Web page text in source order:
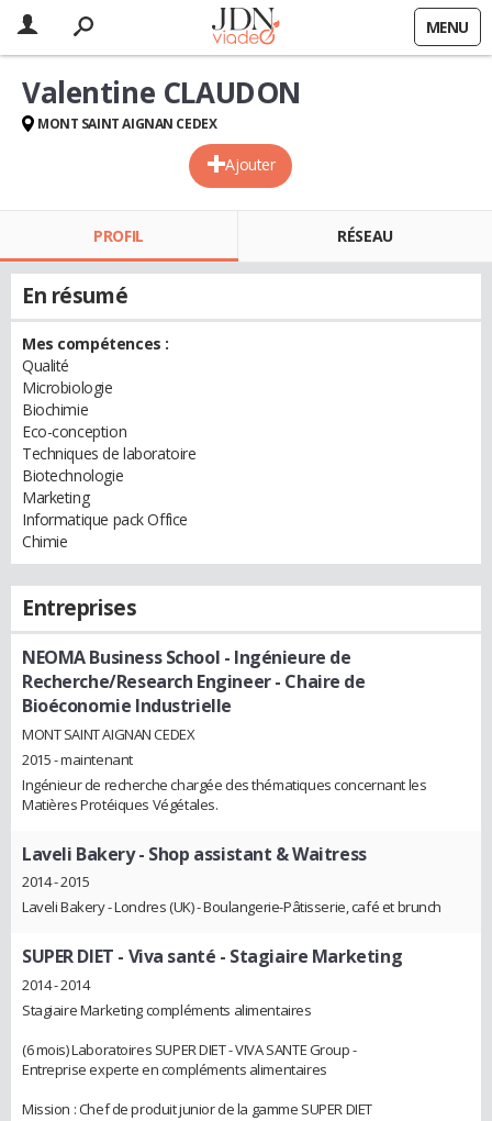
MENU
Ajouter
Valentine CLAUDON
MONT SAINT AIGNAN CEDEX
PROFIL RÉSEAU
En résumé
Mes compétences :
Qualité
Microbiologie
Biochimie
Eco-conception
Techniques de laboratoire
Biotechnologie
Marketing
Informatique pack Office
Chimie
Entreprises
NEOMA Business School - Ingénieure de
Recherche/Research Engineer - Chaire de
Bioéconomie Industrielle
MONT SAINT AIGNAN CEDEX
2015 - maintenant
Ingénieur de recherche chargée des thématiques concernant les
Matières Protéiques Végétales.
Laveli Bakery- Shop assistant & Waitress
2014 - 2015
Laveli Bakery - Londres (UK) - Boulangerie-Pâtisserie, café et brunch
SUPER DIET - Viva santé - Stagiaire Marketing
2014 - 2014
Stagiaire Marketing compléments alimentaires
(6 mois) Laboratoires SUPER DIET - VIVA SANTE Group -
Entreprise experte en compléments alimentaires
Mission : Chef de produit junior de la gamme SUPER DIET